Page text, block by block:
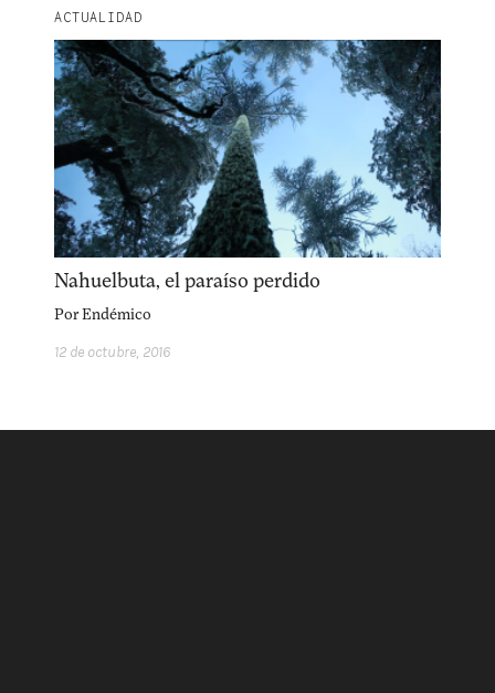
ACTUALIDAD
Nahuelbuta, el paraíso perdido
PorEndémico
12 de octubre, 2016